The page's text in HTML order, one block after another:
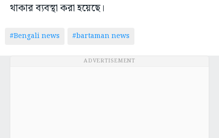
থাকার ব্যবস্থা করা হয়েছে।
#Bengali news #bartaman news
ADVERTISEMENT